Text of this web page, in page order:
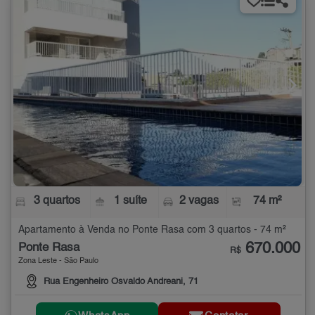
3 quartos 1 suíte 2 vagas 74 m²
Apartamento à Venda no Ponte Rasa com 3 quartos - 74 m²
Ponte Rasa
Zona Leste - São Paulo
Rua Engenheiro Osvaldo Andreani, 71
R$ 670.000